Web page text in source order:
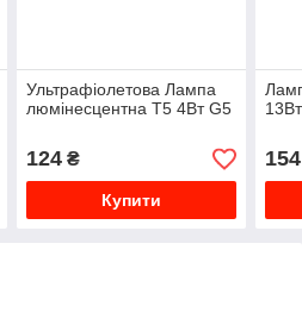
Ультрафіолетова Лампа
люмінесцентна T5 4Вт G5
124₴
Купити
154